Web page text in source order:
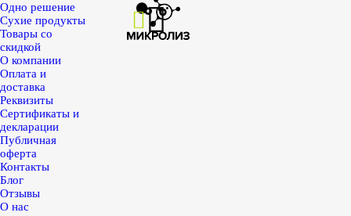
Одно решение
Сухие продукты
Товары со
скидкой
О компании
Оплата и
доставка
Реквизиты
Сертификаты и
декларации
Публичная
оферта
Контакты
Блог
Отзывы
О нас